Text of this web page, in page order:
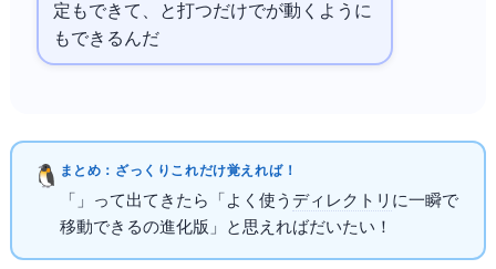
定もできて、`cd`と打つだけでzoxideが動くように
もできるんだ
まとめ：ざっくりこれだけ覚えればOK！
「zoxide」って出てきたら「よく使う ディレクトリ に一瞬で
移動できるcdの進化版」と思えればだいたいOK！